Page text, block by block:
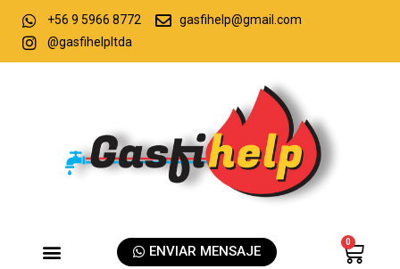
+56 9 5966 8772
gasfihelp@gmail.com
@gasfihelpltda
ENVIAR MENSAJE
0